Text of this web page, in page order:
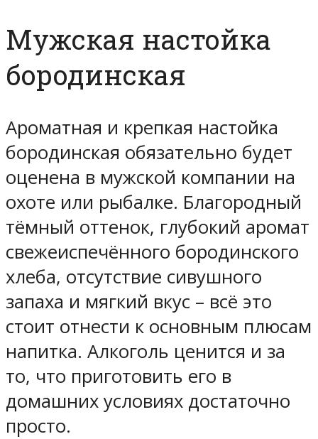
Мужская настойка
бородинская
Ароматная и крепкая настойка
бородинская обязательно будет
оценена в мужской компании на
охоте или рыбалке. Благородный
тёмный оттенок, глубокий аромат
свежеиспечённого бородинского
хлеба, отсутствие сивушного
запаха и мягкий вкус – всё это
стоит отнести к основным плюсам
напитка. Алкоголь ценится и за
то, что приготовить его в
домашних условиях достаточно
просто.